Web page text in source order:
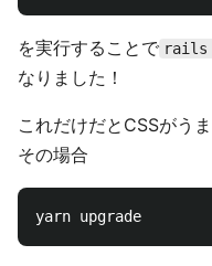
を実行することで rails
なりました！
これだけだとCSSがう
その場合